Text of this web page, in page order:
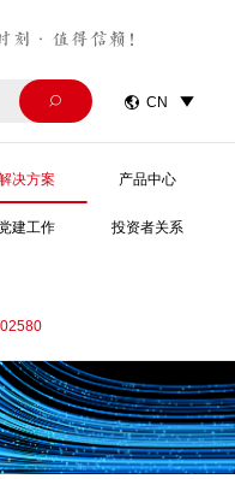
刻·值得信赖！
  CN 
决方案 产品中心
建工作 投资者关系